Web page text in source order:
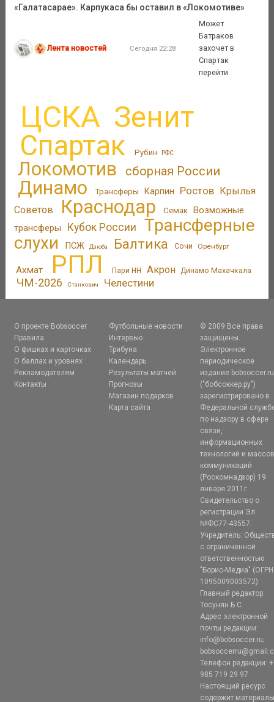
«Галатасарае». Карпукаса бы оставил в «Локомотиве»
Лента новостей Сегодня 22:28
Может
Батраков
захочет в
Спартак
перейти
ЦСКА Зенит
Спартак Рубин РФС
Локомотив сборная России
Динамо Трансферы Карпин Ростов
Крылья
Советов
Краснодар Семак Возможные
трансферы
Кубок России
Трансферные
слухи
ПСЖ Дзюба Балтика Сочи Оренбург
Ахмат РПЛ Пари НН Акрон Динамо Махачкала
ЧМ-2026 Станкович Челестини
О проекте Bobsoccer
Правила
О фишках и карточках
О баллах и уровнях
Рекламодателям
Контакты
Футбольные новости
Интервью
Трибуна
Календарь
Результаты матчей
Прогнозы
Магазин подарков
Карта сайта
© 2009 Все права
защищены.
Электронное
периодическое
издание bobsoccer.ru
("бобсоккер.ру")
зарегистрировано в
Федеральной
по надзору в сфере
связи,
информационных
технологий и
коммуникаций
(Роскомнадзор) 19
января 2011г.
Свидетельство о
регистрации Эл
№ФС77-43557.
Учредитель:
с ограниченной
ответственностью
"Борис-Медиа" (ОГРН
1095009003572)
Главный редактор:
Тосунян Б.С.
Адрес электронной
почты редакции:
info@bobsoccer.ru;
Телефон редакции:
985 719 29 97
Настоящий ресурс
содержит